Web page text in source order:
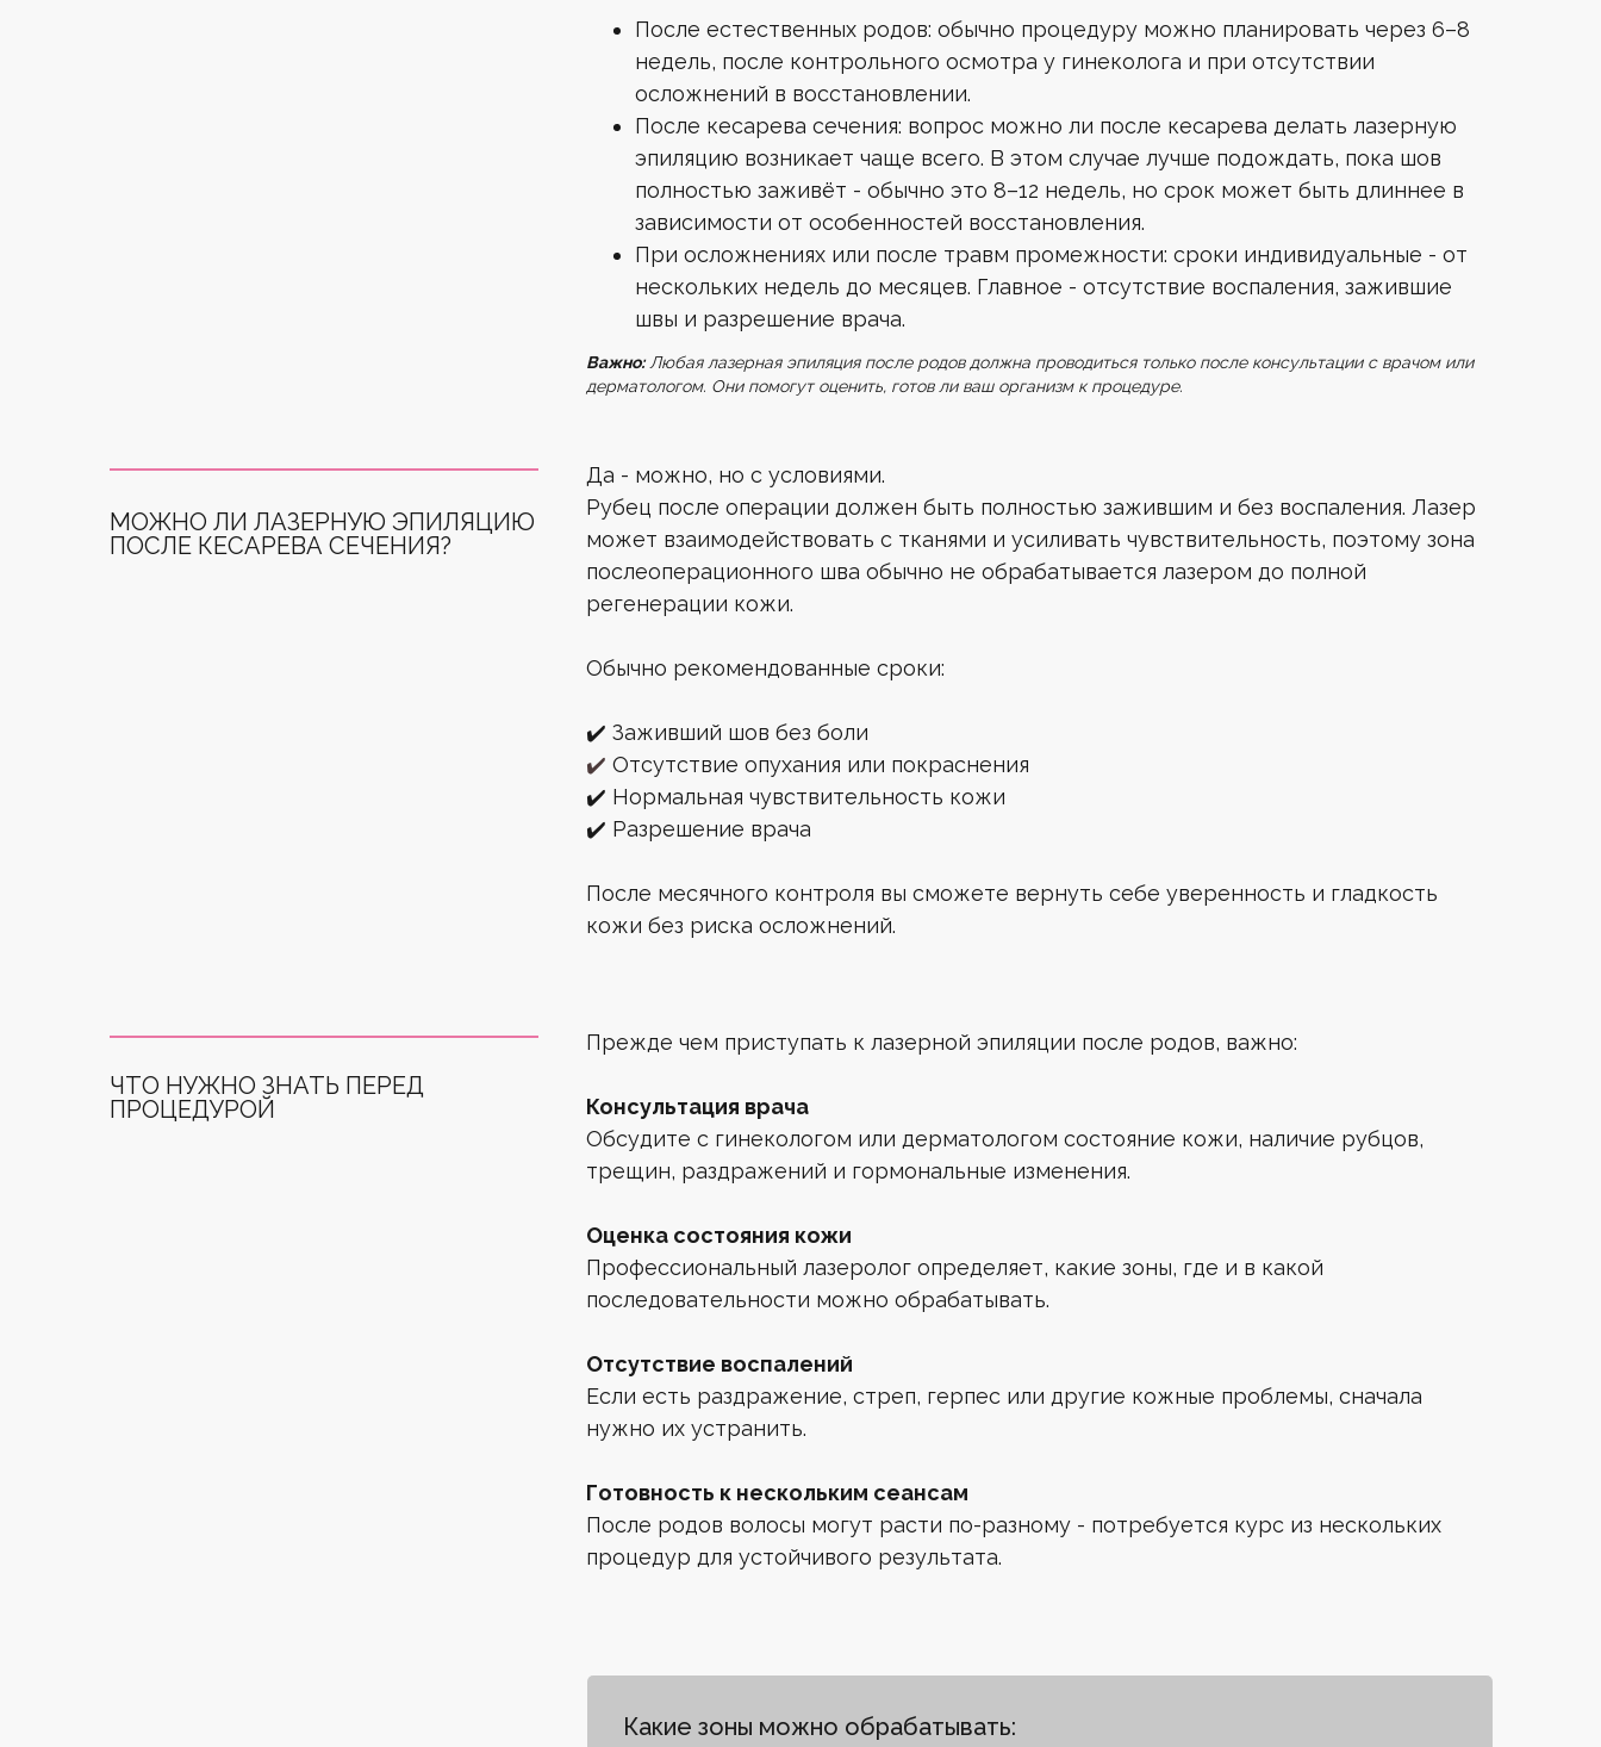
охлаждения фреоном
вросших волос
Справляется с проблемой
штампа и в динамике
Мощная система контактного
охлаждения на сапфировом стекле
Справляется с проблемой
лазерной эпиляции
Встроенная система охлаждения
После естественных родов: обычно процедуру можно планировать через 6–8
недель, после контрольного осмотра у гинеколога и при отсутствии
осложнений в восстановлении.
После кесарева сечения: вопрос можно ли после кесарева делать лазерную
эпиляцию возникает чаще всего. В этом случае лучше подождать, пока шов
полностью заживёт - обычно это 8–12 недель, но срок может быть длиннее в
зависимости от особенностей восстановления.
При осложнениях или после травм промежности: сроки индивидуальные - от
нескольких недель до месяцев. Главное - отсутствие воспаления, зажившие
швы и разрешение врача.
Важно:Любая лазерная эпиляция после родов должна проводиться только после консультации с врачом или
дерматологом. Они помогут оценить, готов ли ваш организм к процедуре.
МОЖНО ЛИ ЛАЗЕРНУЮ ЭПИЛЯЦИЮ
ПОСЛЕ КЕСАРЕВА СЕЧЕНИЯ?
Да - можно, но с условиями.
Рубец после операции должен быть полностью зажившим и без воспаления. Лазер
может взаимодействовать с тканями и усиливать чувствительность, поэтому зона
послеоперационного шва обычно не обрабатывается лазером до полной
регенерации кожи.
Обычно рекомендованные сроки:
✔️ Заживший шов без боли
✔️ Отсутствие опухания или покраснения
✔️ Нормальная чувствительность кожи
✔️ Разрешение врача
После месячного контроля вы сможете вернуть себе уверенность и гладкость
кожи без риска осложнений.
ЧТО НУЖНО ЗНАТЬ ПЕРЕД
ПРОЦЕДУРОЙ
Прежде чем приступать к лазерной эпиляции после родов, важно:
Консультация врача
Обсудите с гинекологом или дерматологом состояние кожи, наличие рубцов,
трещин, раздражений и гормональные изменения.
Оценка состояния кожи
Профессиональный лазеролог определяет, какие зоны, где и в какой
последовательности можно обрабатывать.
Отсутствие воспалений
Если есть раздражение, стреп, герпес или другие кожные проблемы, сначала
нужно их устранить.
Готовность к нескольким сеансам
После родов волосы могут расти по-разному - потребуется курс из нескольких
процедур для устойчивого результата.
Какие зоны можно обрабатывать: